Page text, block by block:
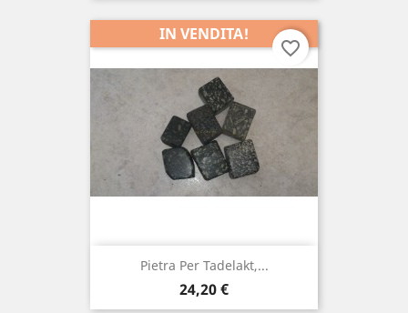
Pietra Per Tadelakt,...
Prezzo
24,20 €
IN VENDITA!
favorite_border